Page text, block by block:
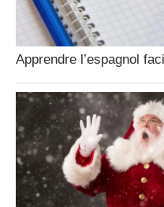
Apprendre l’espagnol